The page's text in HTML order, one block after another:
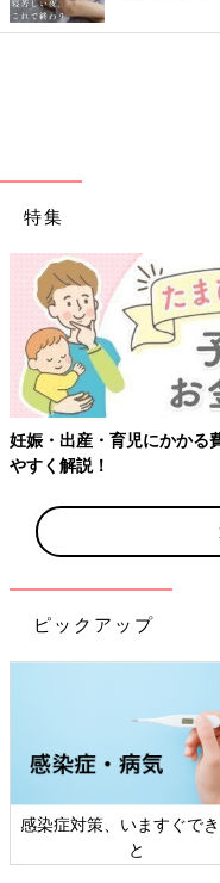
特集
妊娠・出産・育児にかかる
やすく解説！
ピックアップ
感染症対策、いますぐで
と